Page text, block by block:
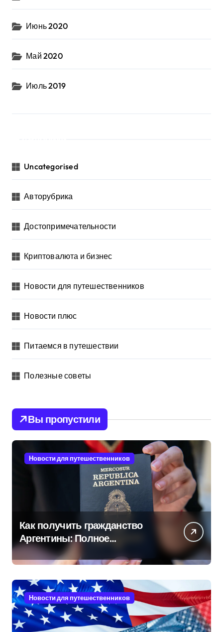
Июнь 2020
Май 2020
Июль 2019
Uncategorised
Авторубрика
Достопримечательности
Криптовалюта и бизнес
Новости для путешественников
Новости плюс
Питаемся в путешествии
Полезные советы
Вы пропустили
Новости для путешественников
Как получить гражданство
Аргентины: Полное
руководство
Новости для путешественников